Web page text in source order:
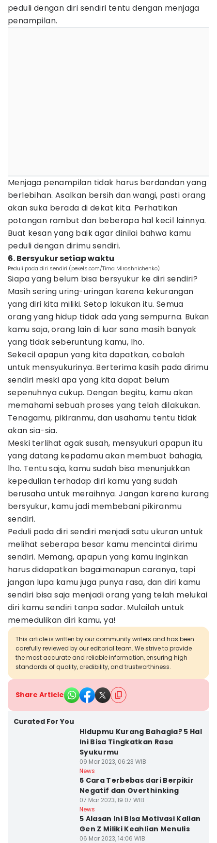
peduli dengan diri sendiri tentu dengan menjaga
penampilan.
Menjaga penampilan tidak harus berdandan yang
berlebihan. Asalkan bersih dan wangi, pasti orang
akan suka berada di dekat kita. Perhatikan
potongan rambut dan beberapa hal kecil lainnya.
Buat kesan yang baik agar dinilai bahwa kamu
peduli dengan dirimu sendiri.
6. Bersyukur setiap waktu
Peduli pada diri sendiri (pexels.com/Tima Miroshnichenko)
Siapa yang belum bisa bersyukur ke diri sendiri?
Masih sering uring-uringan karena kekurangan
yang diri kita miliki. Setop lakukan itu. Semua
orang yang hidup tidak ada yang sempurna. Bukan
kamu saja, orang lain di luar sana masih banyak
yang tidak seberuntung kamu, lho.
Sekecil apapun yang kita dapatkan, cobalah
untuk mensyukurinya. Berterima kasih pada dirimu
sendiri meski apa yang kita dapat belum
sepenuhnya cukup. Dengan begitu, kamu akan
memahami sebuah proses yang telah dilakukan.
Tenagamu, pikiranmu, dan usahamu tentu tidak
akan sia-sia.
Meski terlihat agak susah, mensyukuri apapun itu
yang datang kepadamu akan membuat bahagia,
lho. Tentu saja, kamu sudah bisa menunjukkan
kepedulian terhadap diri kamu yang sudah
berusaha untuk meraihnya. Jangan karena kurang
bersyukur, kamu jadi membebani pikiranmu
sendiri.
Peduli pada diri sendiri menjadi satu ukuran untuk
melihat seberapa besar kamu mencintai dirimu
sendiri. Memang, apapun yang kamu inginkan
harus didapatkan bagaimanapun caranya, tapi
jangan lupa kamu juga punya rasa, dan diri kamu
sendiri bisa saja menjadi orang yang telah melukai
diri kamu sendiri tanpa sadar. Mulailah untuk
memedulikan diri kamu, ya!
This article is written by our community writers and has been
carefully reviewed by our editorial team. We strive to provide
the most accurate and reliable information, ensuring high
standards of quality, credibility, and trustworthiness.
Share Article
Curated For You
Hidupmu Kurang Bahagia? 5 Hal
Ini Bisa Tingkatkan Rasa
Syukurmu
09 Mar 2023, 06:23 WIB
News
5 Cara Terbebas dari Berpikir
Negatif dan Overthinking
07 Mar 2023, 19:07 WIB
News
5 Alasan Ini Bisa Motivasi Kalian
Gen Z Miliki Keahlian Menulis
06 Mar 2023, 14:06 WIB